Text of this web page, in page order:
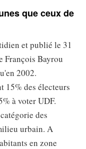
que ceux de
et publié le 31
François Bayrou
2002.
15% des électeurs
à voter UDF.
des
urbain. A
en zone